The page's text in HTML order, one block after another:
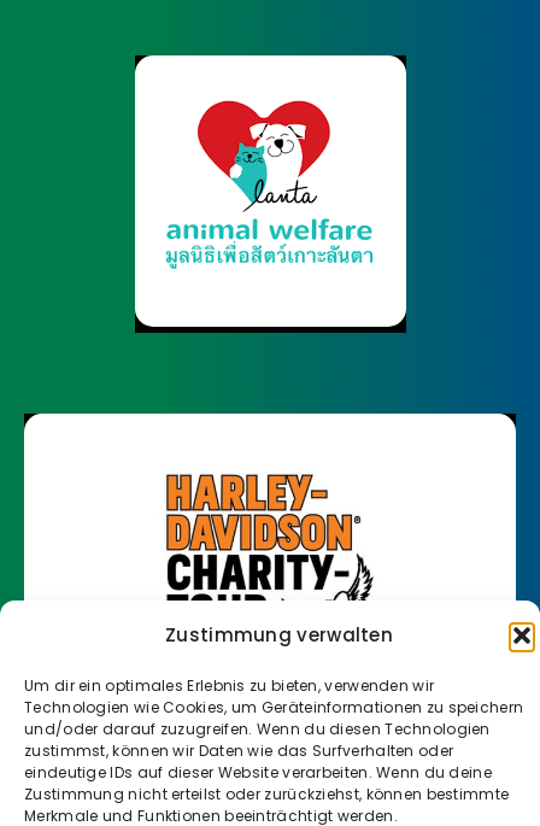
Zustimmung verwalten
Um dir ein optimales Erlebnis zu bieten, verwenden wir
Technologien wie Cookies, um Geräteinformationen zu speichern
und/oder darauf zuzugreifen. Wenn du diesen Technologien
zustimmst, können wir Daten wie das Surfverhalten oder
eindeutige IDs auf dieser Website verarbeiten. Wenn du deine
Zustimmung nicht erteilst oder zurückziehst, können bestimmte
Merkmale und Funktionen beeinträchtigt werden.
Klicke hier, um Marketing-Cookies zu